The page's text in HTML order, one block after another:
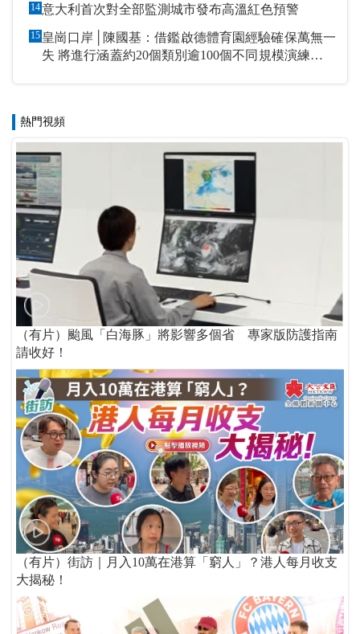
14意大利首次對全部監測城市發布高溫紅色預警
15 皇崗口岸│陳國基：借鑑啟德體育園經驗確保萬無一
失 將進行涵蓋約20個類別逾100個不同規模演練和測
熱門視頻
（有片）颱風「白海豚」將影響多個省 專家版防護指南
請收好！
（有片）街訪｜月入10萬在港算「窮人」？港人每月收支
大揭秘！